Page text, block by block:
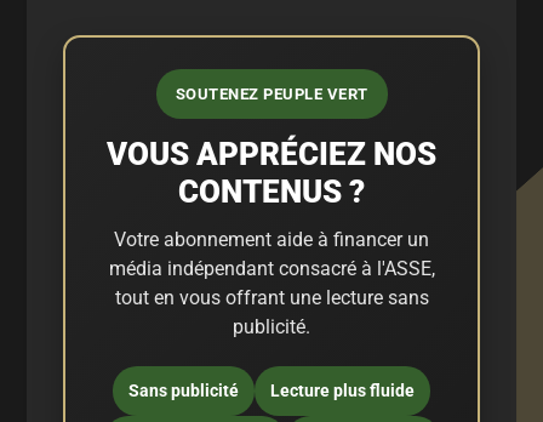
SOUTENEZ PEUPLE VERT
VOUS APPRÉCIEZ NOS
CONTENUS ?
Votre abonnement aide à financer un
média indépendant consacré à l'ASSE,
tout en vous offrant une lecture sans
publicité.
Sans publicité Lecture plus fluide